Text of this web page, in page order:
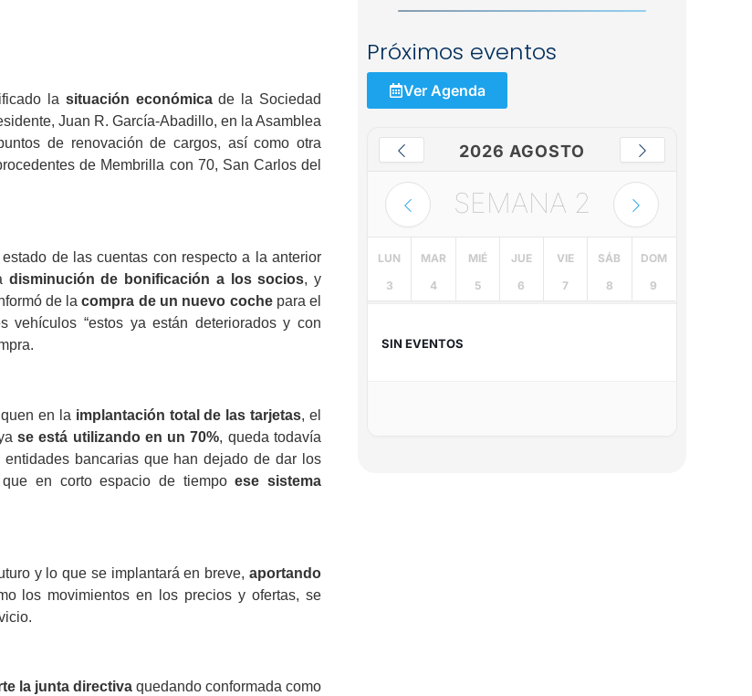
la situación económicade la Sociedad
Juan R. García-Abadillo, en la Asamblea
de renovación de cargos, así como otra
de Membrilla con 70, San Carlos del
de las cuentas con respecto a la anterior
disminución de bonificación a los socios, y
de lacompra de un nuevo cochepara el
“estos ya están deteriorados y con
en la implantación total de las tarjetas, el
se está utilizando en un 70%, queda todavía
bancarias que han dejado de dar los
que en corto espacio de tiempoese sistema
y lo que se implantará en breve, aportando
los movimientos en los precios y ofertas, se
la junta directiva quedando conformada como
Próximos eventos
Ver Agenda
2026 AGOSTO
SEMANA 2
LUN
3
MAR
4
MIÉ
5
JUE
6
VIE
7
SÁB
8
DOM
9
SIN EVENTOS